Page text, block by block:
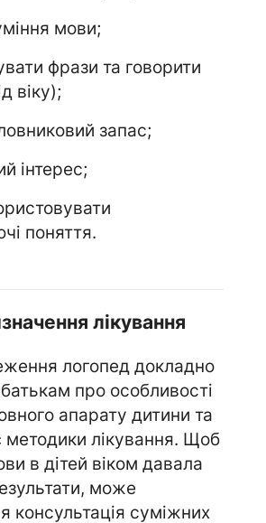
мови;
фрази та говорити
віку);
запас;
інтерес;
поняття.
лікування
логопед докладно
про особливості
апарату дитини та
методики лікування. Щоб
в дітей віком давала
може
консультація суміжних